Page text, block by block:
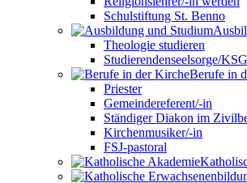
Schulstiftung St. Benno
Theologie studieren
Studierendenseelsorge/KSG
Berufe in
Priester
Gemeindereferent/-in
Ständiger Diakon im
Kirchenmusiker/-in
FSJ-pastoral